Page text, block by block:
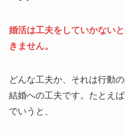
婚活は工夫をしていかない
きません。
どんな工夫か、それは行動
結婚への工夫です。たとえ
でいうと、